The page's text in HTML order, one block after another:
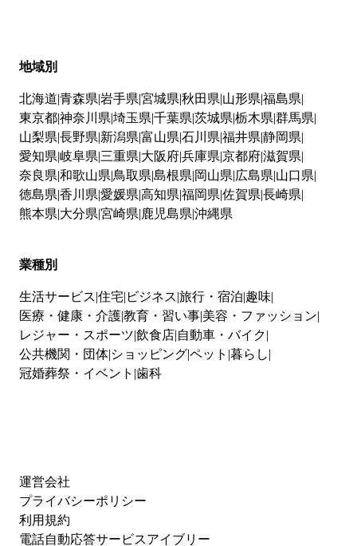
地域別
北海道 青森県 岩手県 宮城県 秋田県 山形県 福島県
東京都神奈川県 埼玉県 千葉県 茨城県 栃木県 群馬県
山梨県 長野県 新潟県 富山県 石川県 福井県 静岡県
愛知県 岐阜県 三重県 大阪府兵庫県 京都府滋賀県
奈良県 和歌山県 鳥取県 島根県 岡山県 広島県 山口県
徳島県 香川県 愛媛県 高知県 福岡県 佐賀県 長崎県
熊本県 大分県 宮崎県 鹿児島県 沖縄県
業種別
生活サービス 住宅 ビジネス 旅行・宿泊 趣味
医療・健康・介護教育・習い事 美容・ファッション
レジャー・スポーツ 飲食店 自動車・バイク
公共機関・団体 ショッピングペット 暮らし
冠婚葬祭・イベント 歯科
運営会社
プライバシーポリシー
利用規約
電話自動応答サービスアイブリー